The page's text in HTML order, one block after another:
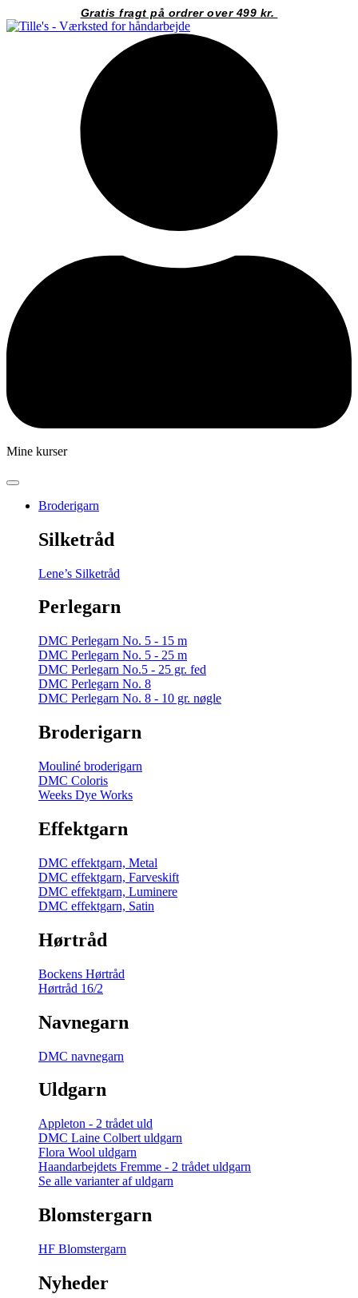
til
Gratis fragt på ordrer over 499 kr.
Mine kurser
Broderigarn
Silketråd
Lene’s Silketråd
Perlegarn
DMC Perlegarn No. 5 - 15 m
DMC Perlegarn No. 5 - 25 m
DMC Perlegarn No.5 - 25 gr. fed
DMC Perlegarn No. 8
DMC Perlegarn No. 8 - 10 gr. nøgle
Broderigarn
Mouliné broderigarn
DMC Coloris
Weeks Dye Works
Effektgarn
DMC effektgarn, Metal
DMC effektgarn, Farveskift
DMC effektgarn, Luminere
DMC effektgarn, Satin
Hørtråd
Bockens Hørtråd
Hørtråd 16/2
Navnegarn
DMC navnegarn
Uldgarn
Appleton - 2 trådet uld
DMC Laine Colbert uldgarn
Flora Wool uldgarn
Haandarbejdets Fremme - 2 trådet uldgarn
Se alle varianter af uldgarn
Blomstergarn
HF Blomstergarn
Nyheder